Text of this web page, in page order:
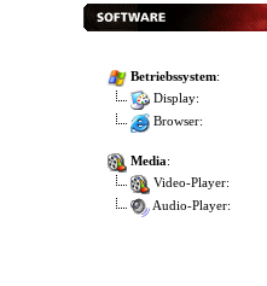
Betriebssystem:
Display:
Browser:
Media:
Video-Player:
Audio-Player: